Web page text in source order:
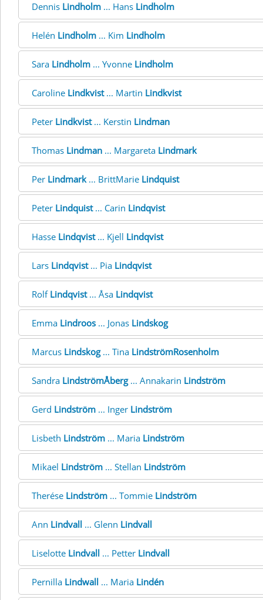
Dennis Lindholm ... Hans Lindholm
Helén Lindholm ... Kim Lindholm
Sara Lindholm ... Yvonne Lindholm
Caroline Lindkvist... Martin Lindkvist
Peter Lindkvist... Kerstin Lindman
Thomas Lindman ... Margareta Lindmark
Per Lindmark... BrittMarie Lindquist
Peter Lindquist... Carin Lindqvist
Hasse Lindqvist... Kjell Lindqvist
Lars Lindqvist... Pia Lindqvist
Rolf Lindqvist... Åsa Lindqvist
Emma Lindroos ... Jonas Lindskog
Marcus Lindskog... Tina LindströmRosenholm
Sandra LindströmÅberg... Annakarin Lindström
Gerd Lindström ... Inger Lindström
Lisbeth Lindström ... Maria Lindström
Mikael Lindström ... Stellan Lindström
Therése Lindström ... Tommie Lindström
Ann Lindvall ... Glenn Lindvall
Liselotte Lindvall ... Petter Lindvall
Pernilla Lindwall ... Maria Lindén